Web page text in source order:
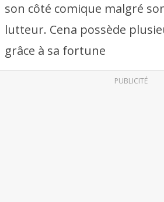
son côté comique malgré
lutteur. Cena possède
grâce à sa fortune
PUBLICITÉ